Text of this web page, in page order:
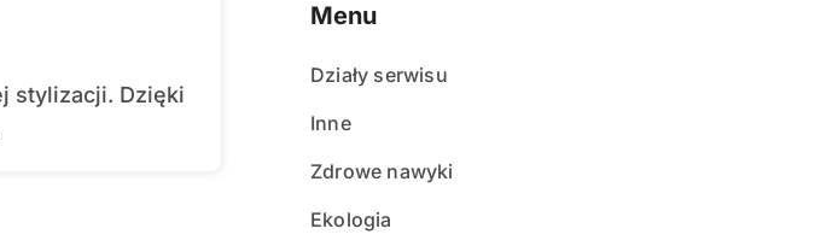
Menu
Działy serwisu
Inne
Zdrowe nawyki
Ekologia